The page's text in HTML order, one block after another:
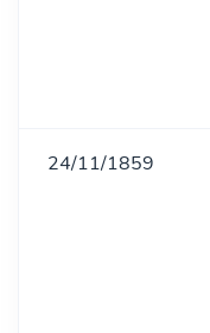
24/11/1859